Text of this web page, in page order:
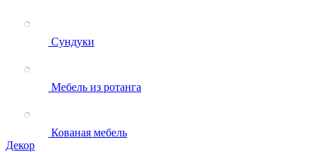
Сундуки
Мебель из ротанга
Кованая мебель
Декор